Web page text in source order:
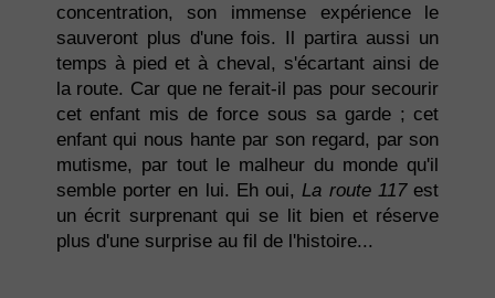
concentration, son immense expérience le
sauveront plus d'une fois. Il partira aussi un
temps à pied et à cheval, s'écartant ainsi de
la route. Car que ne ferait-il pas pour secourir
cet enfant mis de force sous sa garde ; cet
enfant qui nous hante par son regard, par son
mutisme, par tout le malheur du monde qu'il
semble porter en lui. Eh oui,La route 117est
un écrit surprenant qui se lit bien et réserve
plus d'une surprise au fil de l'histoire...